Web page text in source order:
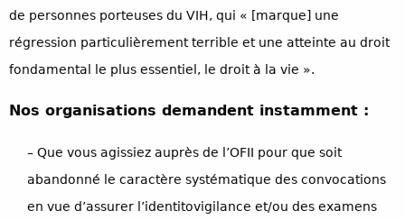
de personnes porteuses du VIH, qui « [marque] une
régression particulièrement terrible et une atteinte au droit
fondamental le plus essentiel, le droit à la vie ».
Nos organisations demandent instamment :
– Que vous agissiez auprès de l’OFII pour que soit
abandonné le caractère systématique des convocations
en vue d’assurer l’identitovigilance et/ou des examens